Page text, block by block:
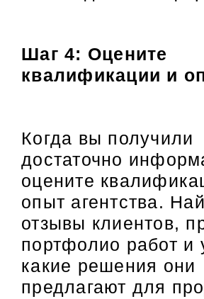
Шаг 4: Оцените
квалификации и
Когда вы получили
достаточно
оцените
опыт агентства.
отзывы клиентов,
портфолио работ и
какие решения они
предлагают для